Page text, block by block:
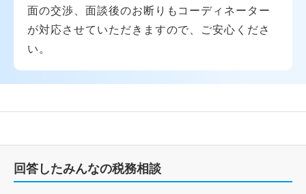
面の交渉、面談後のお断りもコーディネーター
が対応させていただきますので、ご安心くださ
い。
回答したみんなの税務相談